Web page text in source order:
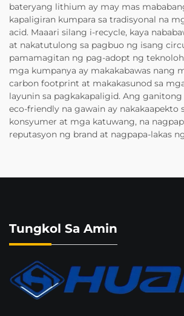
bateryang lithium ay may mas
kapaligiran kumpara sa tradisyonal na
acid. Maaari silang i-recycle, kaya
at nakatutulong sa pagbuo ng isang
pamamagitan ng pag-adopt ng
mga kumpanya ay makakabawas nang
carbon footprint at makakasunod sa
layunin sa pagkakapaligid. Ang
eco-friendly na gawain ay nakakaapekto
konsyumer at mga katuwang, na
reputasyon ng brand at nagpapa-lakas
Tungkol Sa Amin